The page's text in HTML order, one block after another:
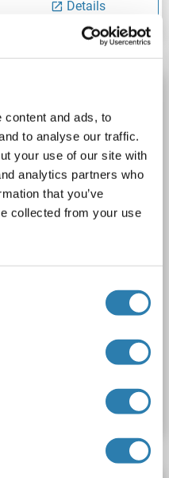
content and ads, to
to analyse our traffic.
your use of our site with
analytics partners who
that you’ve
collected from your use
Details
Region)
IF, IHC (p), EIA